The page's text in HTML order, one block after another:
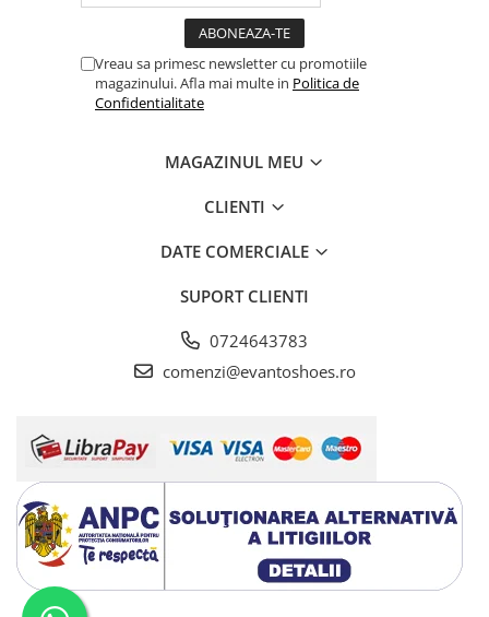
Vreau sa primesc newsletter cu promotiile
magazinului. Afla mai multe in Politica de
Confidentialitate
MAGAZINUL MEU
CLIENTI
DATE COMERCIALE
SUPORT CLIENTI
0724643783
comenzi@evantoshoes.ro